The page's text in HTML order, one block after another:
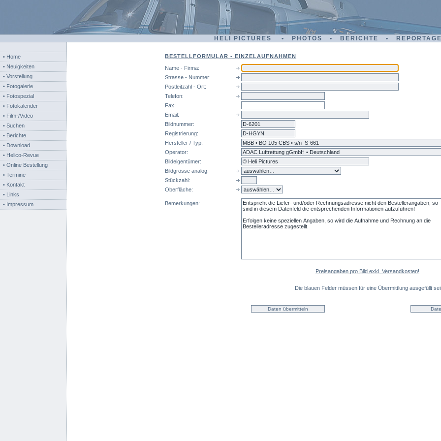
HELI PICTURES • PHOTOS • BERICHTE •
• Home
• Neuigkeiten
• Vorstellung
• Fotogalerie
• Fotospezial
• Fotokalender
• Film-/Video
• Suchen
• Berichte
• Download
• Helico-Revue
• Online Bestellung
• Termine
• Kontakt
• Links
• Impressum
BESTELLFORMULAR - EINZELAUFNAHMEN
Name - Firma:
Strasse - Nummer:
Postleitzahl - Ort:
Telefon:
Fax:
Email:
Bildnummer:
Registrierung:
Hersteller / Typ:
Operator:
Bildeigentümer:
Bildgrösse analog:
Stückzahl:
Oberfläche:
Bemerkungen:
Preisangaben pro Bild exkl. Versandkosten!
Die blauen Felder müssen für eine Übermittlung ausgefüllt